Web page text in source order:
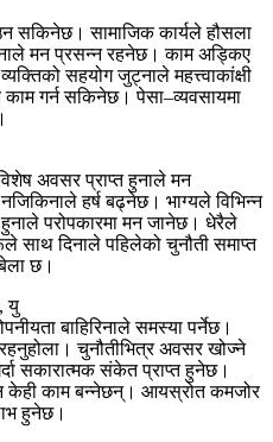
सकिनेछ। सामाजिक कार्यले हौसला
मन प्रसन्न रहनेछ। काम अड्किए
सहयोग जुट्नाले महत्त्वाकांक्षी
गर्न सकिनेछ। पेसा–व्यवसायमा
अवसर प्राप्त हुनाले मन
हर्ष बढ्नेछ। भाग्यले विभिन्न
परोपकारमा मन जानेछ। धेरैले
साथ दिनाले पहिलेको चुनौती समाप्त
छ।
यु
बाहिरिनाले समस्या पर्नेछ।
चुनौतीभित्र अवसर खोज्ने
सकारात्मक संकेत प्राप्त हुनेछ।
केही काम बन्नेछन्। आयस्रोत कमजोर
हुनेछ।